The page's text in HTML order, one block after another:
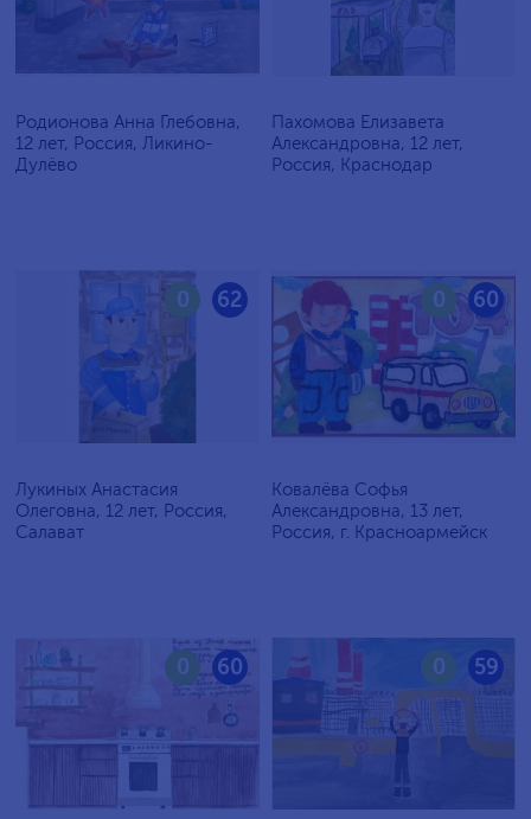
Родионова Анна Глебовна,
12 лет, Россия, Ликино-
Дулёво
Пахомова Елизавета
Александровна, 12 лет,
Россия, Краснодар
62
0
Лукиных Анастасия
Олеговна, 12 лет, Россия,
Салават
60
0
Ковалёва Софья
Александровна, 13 лет,
Россия, г. Красноармейск
60
0 59
0